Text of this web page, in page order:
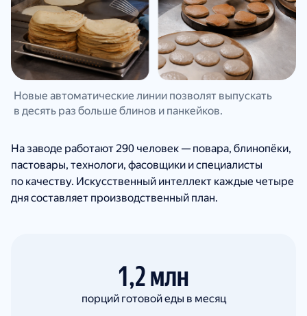
Новые автоматические линии позволят выпускать
в десять раз больше блинов и панкейков.
На заводе работают 290 человек — повара, блинопёки,
пастовары, технологи, фасовщики и специалисты
по качеству. Искусственный интеллект каждые четыре
дня составляет производственный план.
1,2 млн
порций готовой еды в месяц